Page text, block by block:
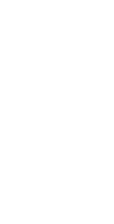
svom naumu da
organizacije,
Troje
"Slavimo
S. Lista:
rpska lista
su do temelja